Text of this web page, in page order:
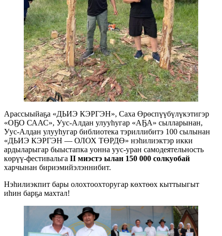
Арассыыйаҕа «ДЬИЭ КЭРГЭН», Саха Өрөспүүбүлүкэтигэр
«ОҔО СААС», Уус-Алдан улууһугар «АҔА» сылларынан,
Уус-Алдан улууһугар библиотека тэриллибитэ 100 сылынан
«ДЬИЭ КЭРГЭН — ОЛОХ ТӨРДӨ» нэһилиэктэр икки
ардыларыгар быыстапка уонна уус-уран самодеятельность
көрүү-фестивальга II миэстэ ылан 150 000 солкуобай
харчынан бириэмийэлэннибит.
Нэһилиэкпит бары олохтоохторугар көхтөөх кыттыыгыт
иһин барҕа махтал!